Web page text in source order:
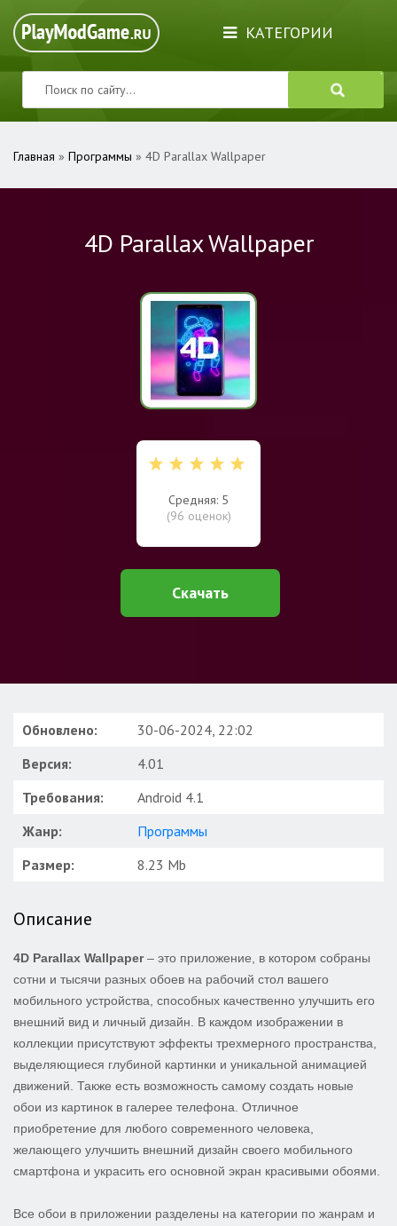
КАТЕГОРИИ
Главная » Программы » 4D Parallax Wallpaper
4D Parallax Wallpaper
Средняя: 5
(96 оценок)
Скачать
Обновлено:
30-06-2024, 22:02
Версия:
4.01
Требования:
Android 4.1
Жанр:
Программы
Размер:
8.23 Mb
Описание
4D Parallax Wallpaper– это приложение, в котором собраны
сотни и тысячи разных обоев на рабочий стол вашего
мобильного устройства, способных качественно улучшить его
внешний вид и личный дизайн. В каждом изображении в
коллекции присутствуют эффекты трехмерного пространства,
выделяющиеся глубиной картинки и уникальной анимацией
движений. Также есть возможность самому создать новые
обои из картинок в галерее телефона. Отличное
приобретение для любого современного человека,
желающего улучшить внешний дизайн своего мобильного
смартфона и украсить его основной экран красивыми обоями.
Все обои в приложении разделены на категории по жанрам и